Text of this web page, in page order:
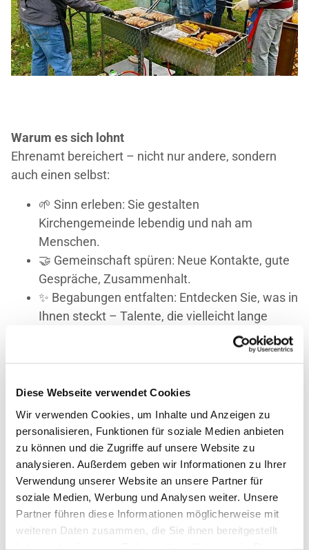
Diese Webseite verwendet Cookies
Wir verwenden Cookies, um Inhalte und Anzeigen zu
personalisieren, Funktionen für soziale Medien anbieten
zu können und die Zugriffe auf unsere Website zu
analysieren. Außerdem geben wir Informationen zu Ihrer
Verwendung unserer Website an unsere Partner für
soziale Medien, Werbung und Analysen weiter. Unsere
Partner führen diese Informationen möglicherweise mit
weiteren Daten zusammen, die Sie ihnen bereitgestellt
Warum es sich lohnt
Ehrenamt bereichert – nicht nur andere, sondern
auch einen selbst:
🌱 Sinn erleben: Sie gestalten
Kirchengemeinde lebendig und nah am
Menschen.
🤝 Gemeinschaft spüren: Neue Kontakte, gute
Gespräche, Zusammenhalt.
✨ Begabungen entfalten: Entdecken Sie, was in
Ihnen steckt – Talente, die vielleicht lange
💬 Mitbestimmen: In unserer Gemeinde zählt
Kreise zieht.
2000 Jahre Ehrenamt – auch eine Tradition
gelebten Glaubens
Ehrenamt hat in der Kirche eine lange Tradition -